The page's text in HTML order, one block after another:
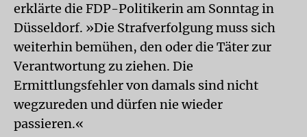
erklärte die FDP-Politikerin am Sonntag in
Düsseldorf. »Die Strafverfolgung muss sich
weiterhin bemühen, den oder die Täter zur
Verantwortung zu ziehen. Die
Ermittlungsfehler von damals sind nicht
wegzureden und dürfen nie wieder
passieren.«